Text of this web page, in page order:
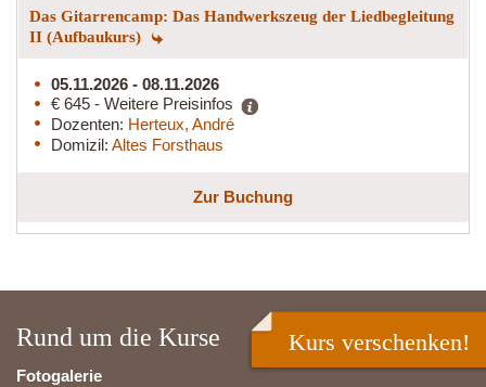
Das Gitarrencamp: Das Handwerkszeug der Liedbegleitung
II (Aufbaukurs)
05.11.2026 - 08.11.2026
€ 645 - Weitere Preisinfos
Dozenten: Herteux, André
Domizil: Altes Forsthaus
Zur Buchung
Rund um die Kurse
Fotogalerie
Kurs verschenken!